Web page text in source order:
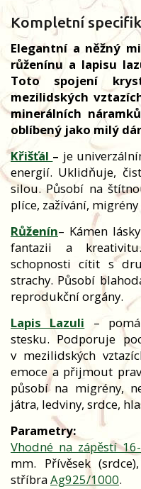
Kompletní
Elegantní a něžný
růženínu a lapisu
Toto spojení
mezilidských
minerálních
oblíbený jako milý
Křišťál – je
energií. Uklidňuje,
silou. Působí na
plíce, zažívání, migrény
Růženín– Kámen
fantazii a
schopnosti cítit s
strachy. Působí
reprodukční orgány.
Lapis Lazuli –
stesku. Podporuje
v mezilidských
emoce a přijmout
působí na migrény,
játra, ledviny, srdce,
Parametry:
Vhodné na zápěstí
mm. Přívěsek
stříbraAg925/1000.